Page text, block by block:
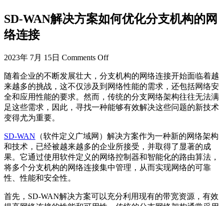
SD-WAN解决方案如何优化分支机构的网
络连接
2023年 7月 15日 Comments Off
随着企业的不断发展壮大，分支机构的网络连接开始面临着越
来越多的挑战，这不仅涉及到网络性能的需求，还包括网络安
全和应用性能的要求。然而，传统的分支网络架构往往无法满
足这些需求，因此，寻找一种能够有效解决这些问题的新技术
变得尤为重要。
SD-WAN （软件定义广域网）解决方案作为一种新的网络架构
和技术，已经被越来越多的企业所接受，并取得了显著的成
果。它通过使用软件定义的网络控制器和智能化的路由算法，
将多个分支机构的网络连接集中管理，从而实现网络的可靠
性、性能和安全性。
首先，SD-WAN解决方案可以充分利用现有的带宽资源，有效